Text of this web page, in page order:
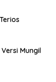
Mungil